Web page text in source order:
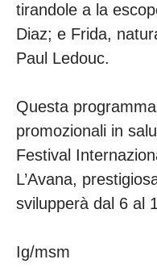
tirandole a la
Diaz; e Frida,
Paul Ledouc.
Questa
promozionali in
Festival
L’Avana,
svilupperà dal 6 al
Ig/msm